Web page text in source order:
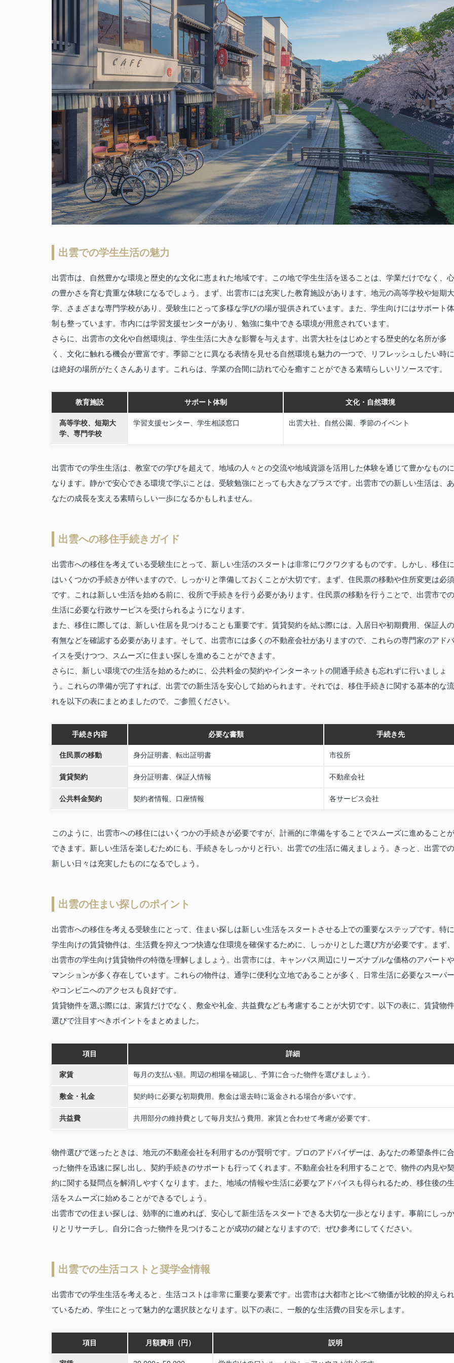
出雲での学生生活の魅力
出雲市は、自然豊かな環境と歴史的な文化に恵まれた地域です。この地で学生生活を送ることは、学業だけでなく、心
の豊かさを育む貴重な体験になるでしょう。まず、出雲市には充実した教育施設があります。地元の高等学校や短期大
学、さまざまな専門学校があり、受験生にとって多様な学びの場が提供されています。また、学生向けにはサポート体
制も整っています。市内には学習支援センターがあり、勉強に集中できる環境が用意されています。
さらに、出雲市の文化や自然環境は、学生生活に大きな影響を与えます。出雲大社をはじめとする歴史的な名所が多
く、文化に触れる機会が豊富です。季節ごとに異なる表情を見せる自然環境も魅力の一つで、リフレッシュしたい時に
は絶好の場所がたくさんあります。これらは、学業の合間に訪れて心を癒すことができる素晴らしいリソースです。
教育施設 サポート体制 文化・自然環境
高等学校、短期大
学、専門学校
学習支援センター、学生相談窓口 出雲大社、自然公園、季節のイベント
出雲市での学生生活は、教室での学びを超えて、地域の人々との交流や地域資源を活用した体験を通じて豊かなものに
なります。静かで安心できる環境で学ぶことは、受験勉強にとっても大きなプラスです。出雲市での新しい生活は、あ
なたの成長を支える素晴らしい一歩になるかもしれません。
出雲への移住手続きガイド
出雲市への移住を考えている受験生にとって、新しい生活のスタートは非常にワクワクするものです。しかし、移住に
はいくつかの手続きが伴いますので、しっかりと準備しておくことが大切です。まず、住民票の移動や住所変更は必須
です。これは新しい生活を始める前に、役所で手続きを行う必要があります。住民票の移動を行うことで、出雲市での
生活に必要な行政サービスを受けられるようになります。
また、移住に際しては、新しい住居を見つけることも重要です。賃貸契約を結ぶ際には、入居日や初期費用、保証人の
有無などを確認する必要があります。そして、出雲市には多くの不動産会社がありますので、これらの専門家のアドバ
イスを受けつつ、スムーズに住まい探しを進めることができます。
さらに、新しい環境での生活を始めるために、公共料金の契約やインターネットの開通手続きも忘れずに行いましょ
う。これらの準備が完了すれば、出雲での新生活を安心して始められます。それでは、移住手続きに関する基本的な流
れを以下の表にまとめましたので、ご参照ください。
手続き内容 必要な書類 手続き先
住民票の移動 身分証明書、転出証明書 市役所
賃貸契約 身分証明書、保証人情報 不動産会社
公共料金契約 契約者情報、口座情報 各サービス会社
このように、出雲市への移住にはいくつかの手続きが必要ですが、計画的に準備をすることでスムーズに進めることが
できます。新しい生活を楽しむためにも、手続きをしっかりと行い、出雲での生活に備えましょう。きっと、出雲での
新しい日々は充実したものになるでしょう。
出雲の住まい探しのポイント
出雲市への移住を考える受験生にとって、住まい探しは新しい生活をスタートさせる上での重要なステップです。特に
学生向けの賃貸物件は、生活費を抑えつつ快適な住環境を確保するために、しっかりとした選び方が必要です。まず、
出雲市の学生向け賃貸物件の特徴を理解しましょう。出雲市には、キャンパス周辺にリーズナブルな価格のアパートや
マンションが多く存在しています。これらの物件は、通学に便利な立地であることが多く、日常生活に必要なスーパー
やコンビニへのアクセスも良好です。
賃貸物件を選ぶ際には、家賃だけでなく、敷金や礼金、共益費なども考慮することが大切です。以下の表に、賃貸物件
選びで注目すべきポイントをまとめました。
項目 詳細
家賃 毎月の支払い額。周辺の相場を確認し、予算に合った物件を選びましょう。
敷金・礼金 契約時に必要な初期費用。敷金は退去時に返金される場合が多いです。
共益費 共用部分の維持費として毎月支払う費用。家賃と合わせて考慮が必要です。
物件選びで迷ったときは、地元の不動産会社を利用するのが賢明です。プロのアドバイザーは、あなたの希望条件に合
った物件を迅速に探し出し、契約手続きのサポートも行ってくれます。不動産会社を利用することで、物件の内見や契
約に関する疑問点を解消しやすくなります。また、地域の情報や生活に必要なアドバイスも得られるため、移住後の生
活をスムーズに始めることができるでしょう。
出雲市での住まい探しは、効率的に進めれば、安心して新生活をスタートできる大切な一歩となります。事前にしっか
りとリサーチし、自分に合った物件を見つけることが成功の鍵となりますので、ぜひ参考にしてください。
出雲での生活コストと奨学金情報
出雲市での学生生活を考えると、生活コストは非常に重要な要素です。出雲市は大都市と比べて物価が比較的抑えられ
ているため、学生にとって魅力的な選択肢となります。以下の表に、一般的な生活費の目安を示します。
項目 月額費用（円） 説明